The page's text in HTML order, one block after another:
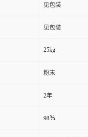
见包装
见包装
25kg
粉末
2年
98％